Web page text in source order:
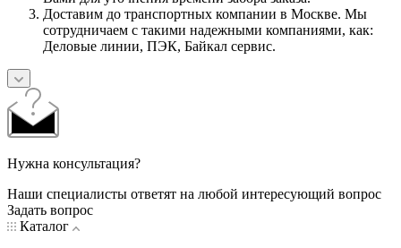
Доставим до транспортных компании в Москве. Мы
сотрудничаем с такими надежными компаниями, как:
Деловые линии, ПЭК, Байкал сервис.
Нужна консультация?
Наши специалисты ответят на любой интересующий вопрос
Задать вопрос
Каталог